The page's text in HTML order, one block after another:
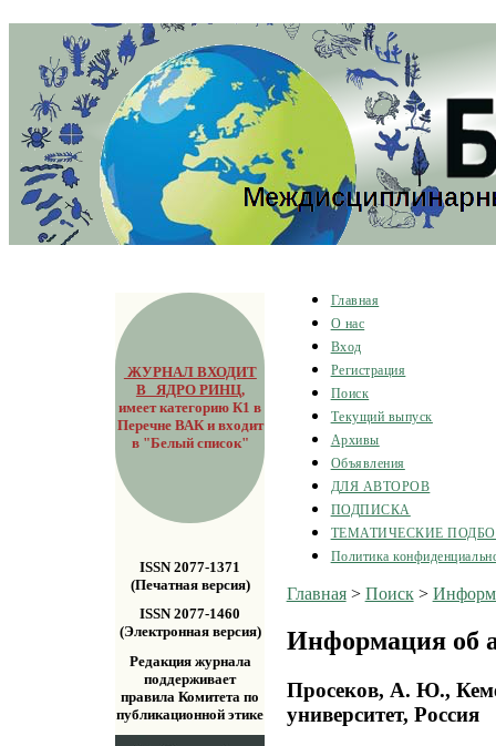
ЖУРНАЛ ВХОДИТ
В ЯДРО РИНЦ,
имеет категорию К1 в
Перечне ВАК и входит
в "Белый список"
ISSN 2077-1371
(Печатная версия)
ISSN 2077-1460
(Электронная версия)
Редакция журнала
поддерживает
правила Комитета по
публикационной этике
Главная
О нас
Вход
Регистрация
Поиск
Текущий выпуск
Архивы
Объявления
ДЛЯ АВТОРОВ
ПОДПИСКА
ТЕМАТИЧЕСКИЕ
Политика
Главная> Поиск>
Информация об
Просеков, А. Ю.,
университет, Россия